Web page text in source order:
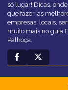
só lugar! Dicas, onde
que fazer, as
empresas, locais,
muito mais no guia
Palhoça.